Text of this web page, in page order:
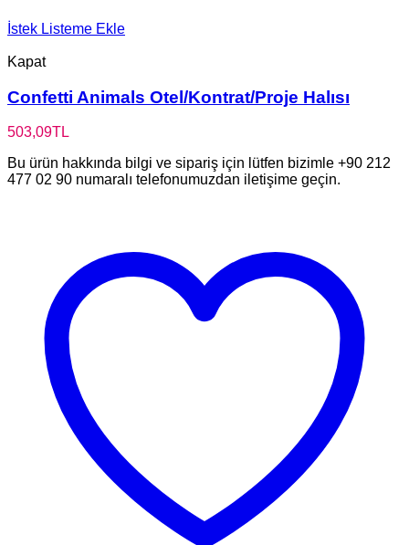
İstek Listeme Ekle
Kapat
Confetti Animals Otel/Kontrat/Proje Halısı
503,09TL
Bu ürün hakkında bilgi ve sipariş için lütfen bizimle +90 212
477 02 90 numaralı telefonumuzdan iletişime geçin.